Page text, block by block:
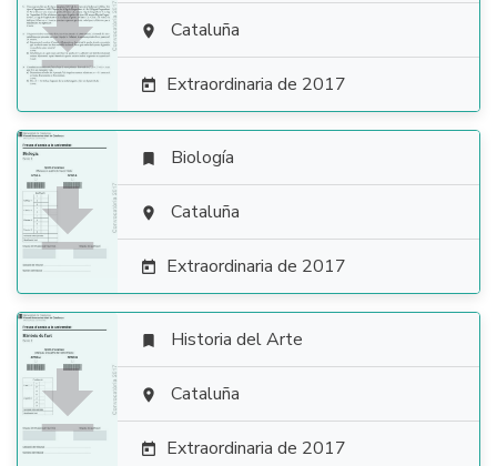
  Cataluña
 Extraordinaria de 2017

 Biología
 Cataluña
 Extraordinaria de 2017

 Historia del Arte
 Cataluña
 Extraordinaria de 2017